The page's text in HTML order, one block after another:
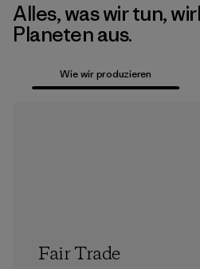
Alles, was wir tun,
Planeten aus.
Wie wir produzieren
Fair Trade